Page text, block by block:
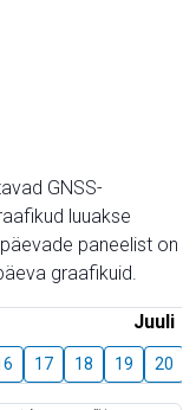
GNSS-
luuakse
paneelist on
graafikuid.
Juuli
17 18 19 20